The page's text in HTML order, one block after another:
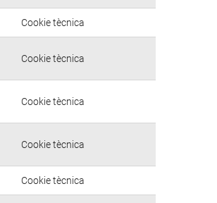
Cookie tècnica
Cookie tècnica
Cookie tècnica
Cookie tècnica
Cookie tècnica